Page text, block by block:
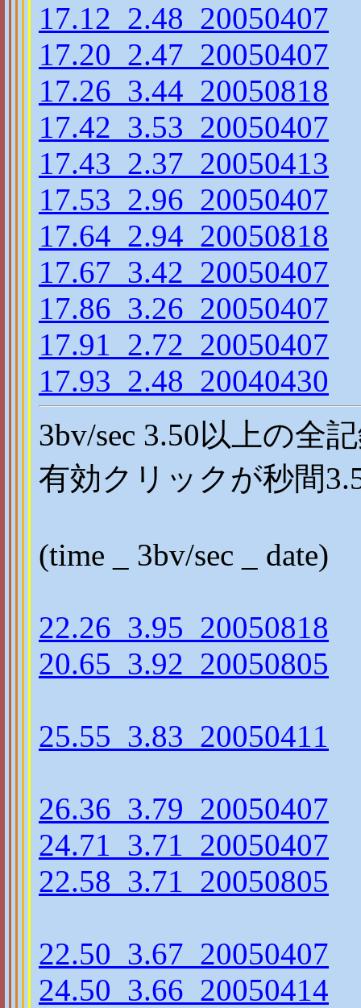
17.12_2.48_20050407
17.20_2.47_20050407
17.26_3.44_20050818
17.42_3.53_20050407
17.43_2.37_20050413
17.53_2.96_20050407
17.64_2.94_20050818
17.67_3.42_20050407
17.86_3.26_20050407
17.91_2.72_20050407
17.93_2.48_20040430
3bv/sec 3.50以上の全
有効クリックが秒間
(time _ 3bv/sec _ date)
22.26_3.95_20050818
20.65_3.92_20050805
25.55_3.83_20050411
26.36_3.79_20050407
24.71_3.71_20050407
22.58_3.71_20050805
22.50_3.67_20050407
24.50_3.66_20050414